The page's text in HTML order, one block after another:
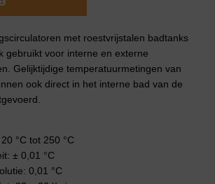
met roestvrijstalen badtanks
gebruikt voor interne en externe
Gelijktijdige temperatuurmetingen van
ook direct in het interne bad van de
°C tot 250 °C
± 0,01 °C
0,01 °C